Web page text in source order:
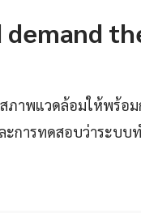
demand
สภาพแวดล้อมให้พร้อ
ะการทดสอบว่าระบบ